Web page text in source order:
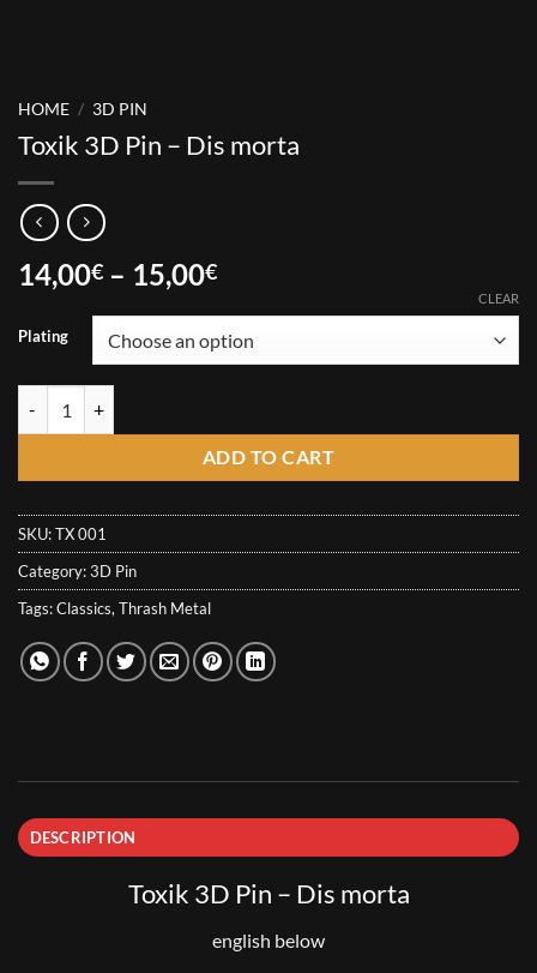
HOME / 3D PIN
Toxik 3D Pin – Dis morta
14,00€ – 15,00€Price
14,00€
through
Plating
CLEAR
ADD TO CART
SKU:TX 001
Category:3D Pin
Tags:Classics,Thrash Metal
DESCRIPTION
Toxik 3D Pin – Dis morta
english below